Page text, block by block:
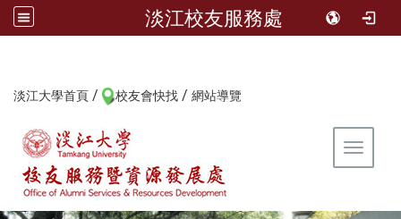
淡江校友服務處
淡江大學首頁 / 校友會快找 / 網站導覽
Toggle